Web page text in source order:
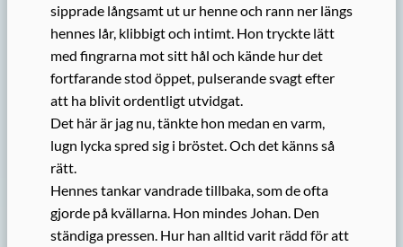
sipprade långsamt ut ur henne och rann ner längs
hennes lår, klibbigt och intimt. Hon tryckte lätt
med fingrarna mot sitt hål och kände hur det
fortfarande stod öppet, pulserande svagt efter
att ha blivit ordentligt utvidgat.
Det här är jag nu, tänkte hon medan en varm,
lugn lycka spred sig i bröstet. Och det känns så
rätt.
Hennes tankar vandrade tillbaka, som de ofta
gjorde på kvällarna. Hon mindes Johan. Den
ständiga pressen. Hur han alltid varit rädd för att